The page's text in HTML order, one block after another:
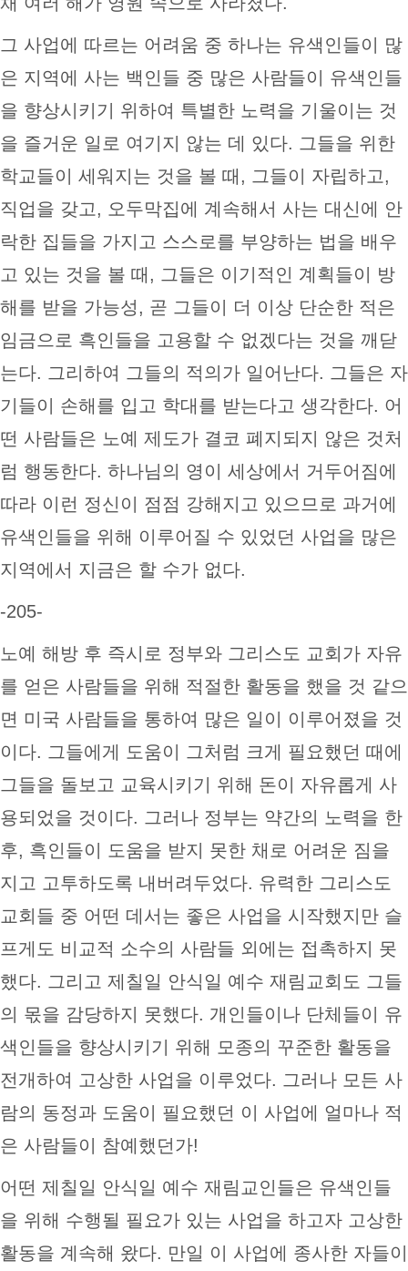
그 사업에 따르는 어려움 중 하나는 유색인들이 많
은 지역에 사는 백인들 중 많은 사람들이 유색인들
을 향상시키기 위하여 특별한 노력을 기울이는 것
을 즐거운 일로 여기지 않는 데 있다. 그들을 위한
학교들이 세워지는 것을 볼 때, 그들이 자립하고,
직업을 갖고, 오두막집에 계속해서 사는 대신에 안
락한 집들을 가지고 스스로를 부양하는 법을 배우
고 있는 것을 볼 때, 그들은 이기적인 계획들이 방
해를 받을 가능성, 곧 그들이 더 이상 단순한 적은
임금으로 흑인들을 고용할 수 없겠다는 것을 깨닫
는다. 그리하여 그들의 적의가 일어난다. 그들은 자
기들이 손해를 입고 학대를 받는다고 생각한다. 어
떤 사람들은 노예 제도가 결코 폐지되지 않은 것처
럼 행동한다. 하나님의 영이 세상에서 거두어짐에
따라 이런 정신이 점점 강해지고 있으므로 과거에
유색인들을 위해 이루어질 수 있었던 사업을 많은
지역에서 지금은 할 수가 없다.
-205-
노예 해방 후 즉시로 정부와 그리스도 교회가 자유
를 얻은 사람들을 위해 적절한 활동을 했을 것 같으
면 미국 사람들을 통하여 많은 일이 이루어졌을 것
이다. 그들에게 도움이 그처럼 크게 필요했던 때에
그들을 돌보고 교육시키기 위해 돈이 자유롭게 사
용되었을 것이다. 그러나 정부는 약간의 노력을 한
후, 흑인들이 도움을 받지 못한 채로 어려운 짐을
지고 고투하도록 내버려두었다. 유력한 그리스도
교회들 중 어떤 데서는 좋은 사업을 시작했지만 슬
프게도 비교적 소수의 사람들 외에는 접촉하지 못
했다. 그리고 제칠일 안식일 예수 재림교회도 그들
의 몫을 감당하지 못했다. 개인들이나 단체들이 유
색인들을 향상시키기 위해 모종의 꾸준한 활동을
전개하여 고상한 사업을 이루었다. 그러나 모든 사
람의 동정과 도움이 필요했던 이 사업에 얼마나 적
은 사람들이 참예했던가!
어떤 제칠일 안식일 예수 재림교인들은 유색인들
을 위해 수행될 필요가 있는 사업을 하고자 고상한
활동을 계속해 왔다. 만일 이 사업에 종사한 자들이